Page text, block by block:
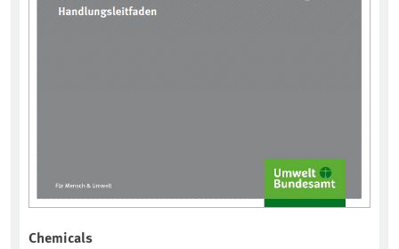
Chemicals